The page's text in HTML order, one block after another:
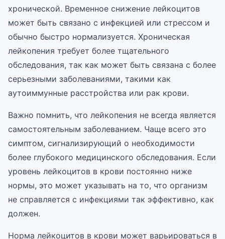
хронической. Временное снижение лейкоцитов
может быть связано с инфекцией или стрессом и
обычно быстро нормализуется. Хроническая
лейкопения требует более тщательного
обследования, так как может быть связана с более
серьезными заболеваниями, такими как
аутоиммунные расстройства или рак крови.
Важно помнить, что лейкопения не всегда является
самостоятельным заболеванием. Чаще всего это
симптом, сигнализирующий о необходимости
более глубокого медицинского обследования. Если
уровень лейкоцитов в крови постоянно ниже
нормы, это может указывать на то, что организм
не справляется с инфекциями так эффективно, как
должен.
Норма лейкоцитов в крови может варьироваться в